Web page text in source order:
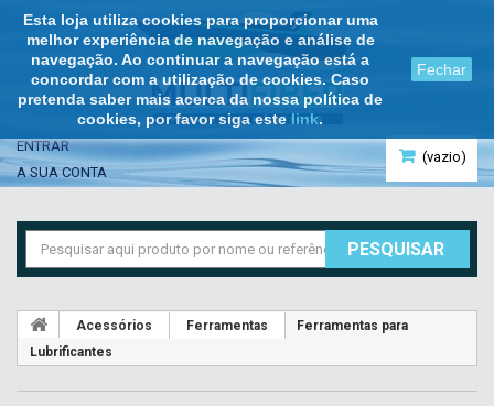
Esta loja utiliza cookies para proporcionar uma
melhor experiência de navegação e análise de
navegação. Ao continuar a navegação está a
concordar com a utilização de cookies. Caso
pretenda saber mais acerca da nossa política de
cookies, por favor siga este link.
Fechar
(vazio)
ENTRAR
A SUA CONTA
PESQUISAR
Acessórios Ferramentas
Ferramentas para
Lubrificantes